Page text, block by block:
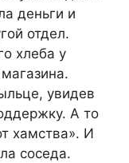
деньги и
отдел.
хлеба у
увидев
А то
хамства». И
соседа.